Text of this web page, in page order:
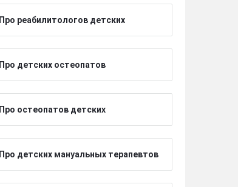
Про реабилитологов детских
Про детских остеопатов
Про остеопатов детских
Про детских мануальных терапевтов